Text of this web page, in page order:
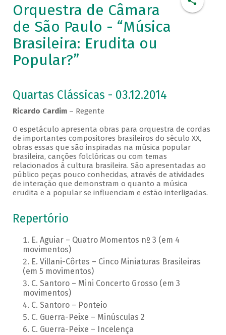
Orquestra de Câmara
de São Paulo - “Música
Brasileira: Erudita ou
Popular?”
Quartas Clássicas - 03.12.2014
Ricardo Cardim – Regente
O espetáculo apresenta obras para orquestra de cordas
de importantes compositores brasileiros do século XX,
obras essas que são inspiradas na música popular
brasileira, canções folclóricas ou com temas
relacionados à cultura brasileira. São apresentadas ao
público peças pouco conhecidas, através de atividades
de interação que demonstram o quanto a música
erudita e a popular se influenciam e estão interligadas.
Repertório
E. Aguiar – Quatro Momentos nº 3 (em 4
movimentos)
E. Villani-Côrtes – Cinco Miniaturas Brasileiras
(em 5 movimentos)
C. Santoro – Mini Concerto Grosso (em 3
movimentos)
C. Santoro – Ponteio
C. Guerra-Peixe – Minúsculas 2
C. Guerra-Peixe – Incelença